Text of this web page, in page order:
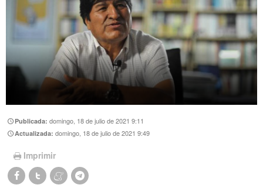
Publicada:domingo, 18 de julio de 2021 9:11
Actualizada:domingo, 18 de julio de 2021 9:49
Imprimir